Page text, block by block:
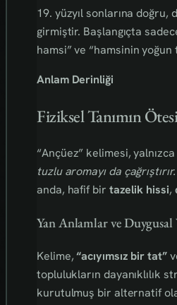
19. yüzyıl sonlarına doğru,
girmiştir. Başlangıçta
hamsi” ve “hamsinin yoğun
Anlam Derinliği
Fiziksel Tanımın
“Ançüez” kelimesi,
tuzlu aromayı da çağrıştırır.
anda, hafif bir tazelik hissi,
Yan Anlamlar ve Duygusal
Kelime,“acıyımsız bir tat”
toplulukların dayanıklılık
kurutulmuş bir alternatif